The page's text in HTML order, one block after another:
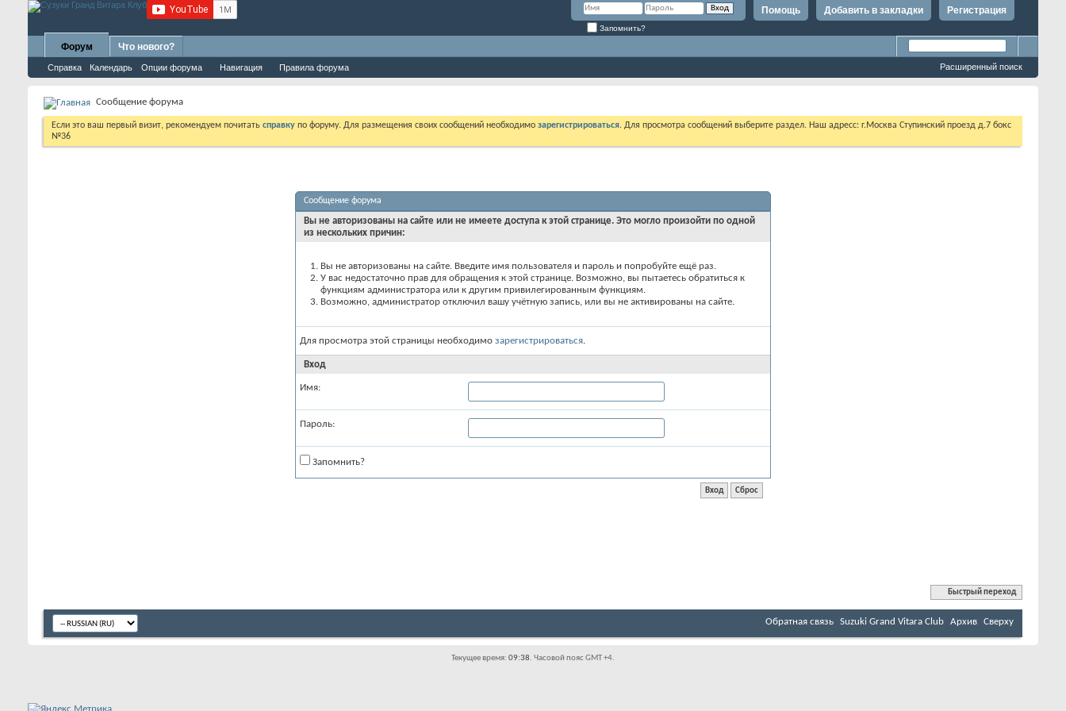
Регистрация
Добавить в закладки
Помощь
Запомнить?
Форум
Справка Календарь Опции форума Навигация Правила форума
Что нового?
Расширенный поиск
Сообщение форума
Если это ваш первый визит, рекомендуем почитать справку по форуму. Для размещения своих сообщений необходимо зарегистрироваться. Для просмотра сообщений выберите раздел. Наш адресс: г.Москва Ступинский проезд д.7 бокс
№36
Сообщение форума
Вы не авторизованы на сайте или не имеете доступа к этой странице. Это могло произойти по одной
из нескольких причин:
Вы не авторизованы на сайте. Введите имя пользователя и пароль и попробуйте ещё раз.
У вас недостаточно прав для обращения к этой странице. Возможно, вы пытаетесь обратиться к
функциям администратора или к другим привилегированным функциям.
Возможно, администратор отключил вашу учётную запись, или вы не активированы на сайте.
Для просмотра этой страницы необходимо зарегистрироваться.
Вход
Имя:
Пароль:
Запомнить?
Быстрый переход
Обратная связь Suzuki Grand Vitara Club Архив Сверху
Текущее время: 09:38. Часовой пояс GMT +4.